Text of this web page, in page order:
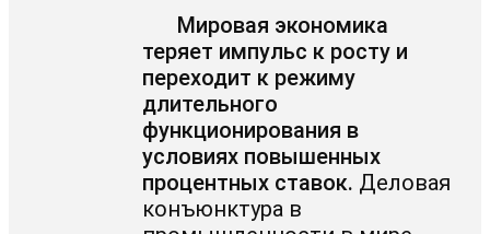
Мировая экономика
теряет импульс к росту и
переходит к режиму
длительного
функционирования в
условиях повышенных
процентных ставок. Деловая
конъюнктура в